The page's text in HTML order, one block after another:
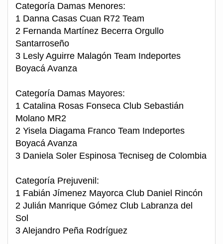
Categoría Damas Menores:
1 Danna Casas Cuan R72 Team
2 Fernanda Martínez Becerra Orgullo
Santarroseño
3 Lesly Aguirre Malagón Team Indeportes
Boyacá Avanza
Categoría Damas Mayores:
1 Catalina Rosas Fonseca Club Sebastián
Molano MR2
2 Yisela Diagama Franco Team Indeportes
Boyacá Avanza
3 Daniela Soler Espinosa Tecniseg de Colombia
Categoría Prejuvenil:
1 Fabián Jímenez Mayorca Club Daniel Rincón
2 Julián Manrique Gómez Club Labranza del
Sol
3 Alejandro Peña Rodríguez